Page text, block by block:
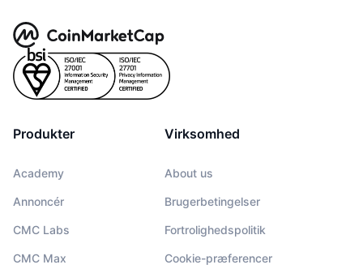
Produkter
Academy
Annoncér
CMC Labs
CMC Max
Virksomhed
About us
Brugerbetingelser
Fortrolighedspolitik
Cookie-præferencer